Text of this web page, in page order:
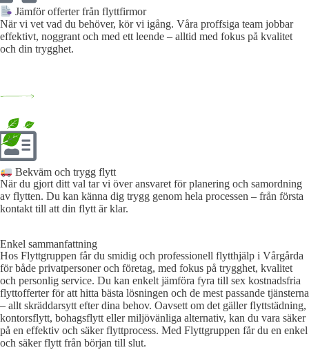
Jämför offerter från flyttfirmor
När vi vet vad du behöver, kör vi igång. Våra proffsiga team jobbar
effektivt, noggrant och med ett leende – alltid med fokus på kvalitet
och din trygghet.
Bekväm och trygg flytt
När du gjort ditt val tar vi över ansvaret för planering och samordning
av flytten. Du kan känna dig trygg genom hela processen – från första
kontakt till att din flytt är klar.
Enkel sammanfattning
Hos Flyttgruppen får du smidig och professionell flytthjälp i Vårgårda
för både privatpersoner och företag, med fokus på trygghet, kvalitet
och personlig service. Du kan enkelt jämföra fyra till sex kostnadsfria
flyttofferter för att hitta bästa lösningen och de mest passande tjänsterna
– allt skräddarsytt efter dina behov. Oavsett om det gäller flyttstädning,
kontorsflytt, bohagsflytt eller miljövänliga alternativ, kan du vara säker
på en effektiv och säker flyttprocess. Med Flyttgruppen får du en enkel
och säker flytt från början till slut.